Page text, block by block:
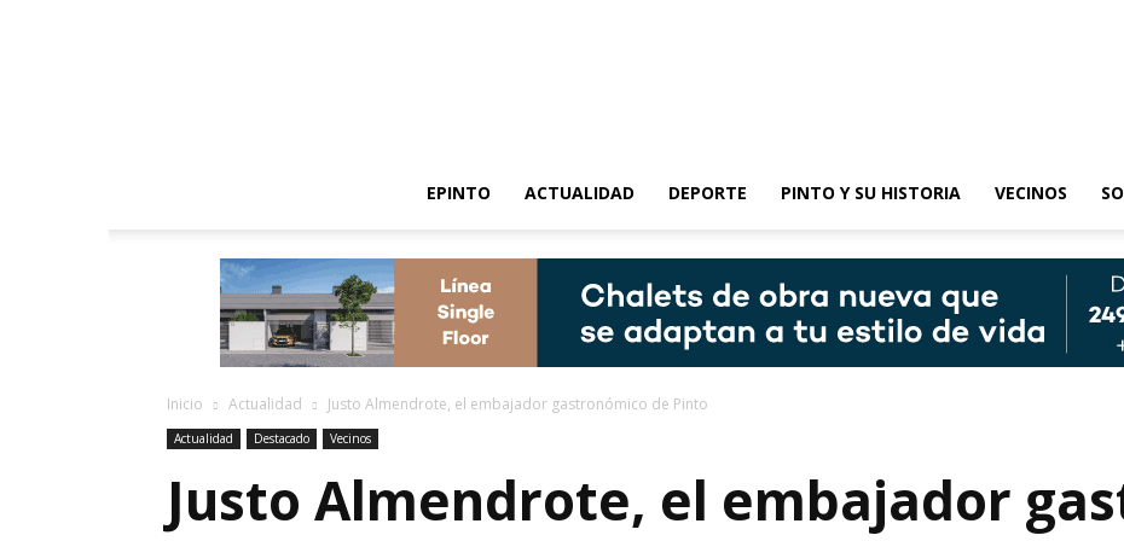
EPINTO
ACTUALIDAD DEPORTE PINTO Y SU HISTORIA VECINOS
Inicio Actualidad Justo Almendrote, el embajador gastronómico de Pinto
Actualidad Destacado Vecinos
Justo Almendrote, el embajador